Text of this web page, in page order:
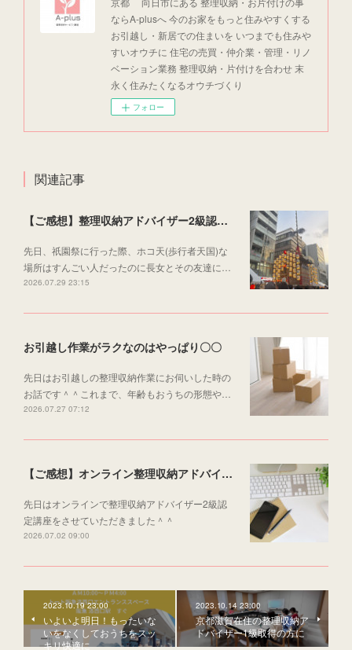
ならA-plusへ 今のお家をもっと住みやすくする
お引越し・新居での住まいを いつまでも住みや
すいオウチに 住宅の売買・仲介業・管理・リノ
ベーション業務 整理収納・片付けを合わせ 末
永く住みたくなるオウチづくり
フォロー
関連記事
【ご感想】整理収納アドバイザー2級認定講座
先日、祇園祭に行った際、ホコ天(歩行者天国)な
場所はすんごい人だったのに長女とその友達に…
2026.07.29 23:15
お引越し作業がラクなのはやっぱり〇〇
先日はお引越しの整理収納作業にお伺いした時の
お話です＾＾これまで、年齢もおうちの形態や…
2026.07.27 07:12
【ご感想】オンライン整理収納アドバイザー2級認定講座
先日はオンラインで整理収納アドバイザー2級認
定講座をさせていただきました＾＾
2026.07.02 09:00
2023.10.19 23:00
いよいよ明日！もったいな
いをなくしておうちをスッ
キリ快適に
2023.10.14 23:00
京都滋賀在住の整理収納ア
ドバイザー1級取得の方に